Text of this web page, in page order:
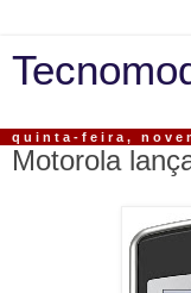
quinta-feira,
Motorola